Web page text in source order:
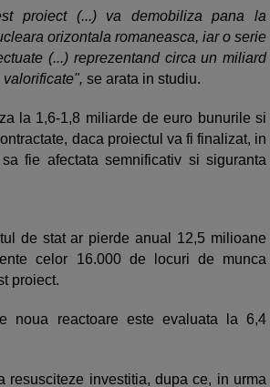
proiect (...) va demobiliza pana la
orizontala romaneasca, iar o serie
(...) reprezentand circa un miliard
valorificate", se arata in studiu.
la 1,6-1,8 miliarde de euro bunurile si
daca proiectul va fi finalizat, in
fie afectata semnificativ si siguranta
de stat ar pierde anual 12,5 milioane
celor 16.000 de locuri de munca
proiect.
noua reactoare este evaluata la 6,4
resusciteze investitia, dupa ce, in urma